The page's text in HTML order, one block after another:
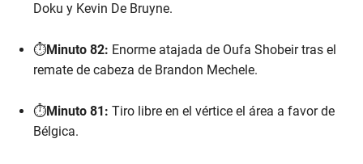
Doku y Kevin De Bruyne.
⏱️Minuto 82: Enorme atajada de Oufa Shobeir tras el
remate de cabeza de Brandon Mechele.
⏱️Minuto 81: Tiro libre en el vértice el área a favor de
Bélgica.